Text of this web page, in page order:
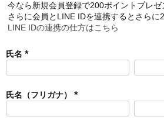
今なら新規会員登録で200ポイントプレゼ
さらに会員とLINE IDを連携するとさらに
LINE IDの連携の仕方はこちら
氏名
必
氏名（フリガナ）
必